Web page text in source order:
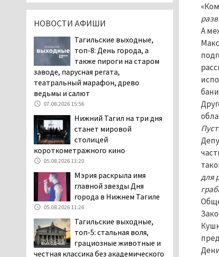
А
для
вошь». Родители 10-
летней девочки
пожаловались на кровососущих
паразитов, которые искусали их
ребёнка в детской больнице
Нижнего Тагила
Директора уральского
предприятия по
производству дронов
«Упырь» подорвали в автомобиле
под Екатеринбургом
05.08.2026 17:05
Эксперты назвали
причины массового мора
рыбы в Свердловской
области
Осуждённый за убийство
тагильского хоккеиста
Александра Чумарина
НОВОСТИ АФИШИ
Тагильские выходные,
топ-8: День города, а
также пироги на старом
заводе, парусная регата,
театральный марафон, древо
ведьмы и салют
07.08.2026 15:56
Нижний Тагил на три дня
станет мировой
столицей
короткометражного кино
05.08.2026 13:20
Мэрия раскрыла имя
главной звезды Дня
города в Нижнем Тагиле
05.08.2026 11:26
Тагильские выходные,
топ-5: стальная воля,
грациозные животные и
честная классика без академического